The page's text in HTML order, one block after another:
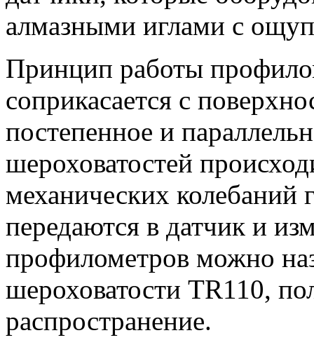
алмазными иглами с
Принцип работы
соприкасается с
постепенное и
шероховатостей
механических колебаний
передаются в датчик и
профилометров можно
шероховатости TR110,
распространение.